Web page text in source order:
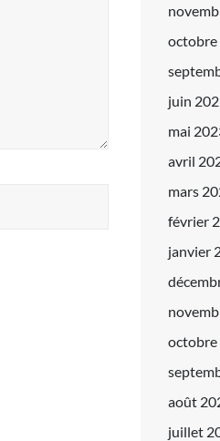
octobre
juin
mai
avril
mars
février
janvier
octobre
août
juillet